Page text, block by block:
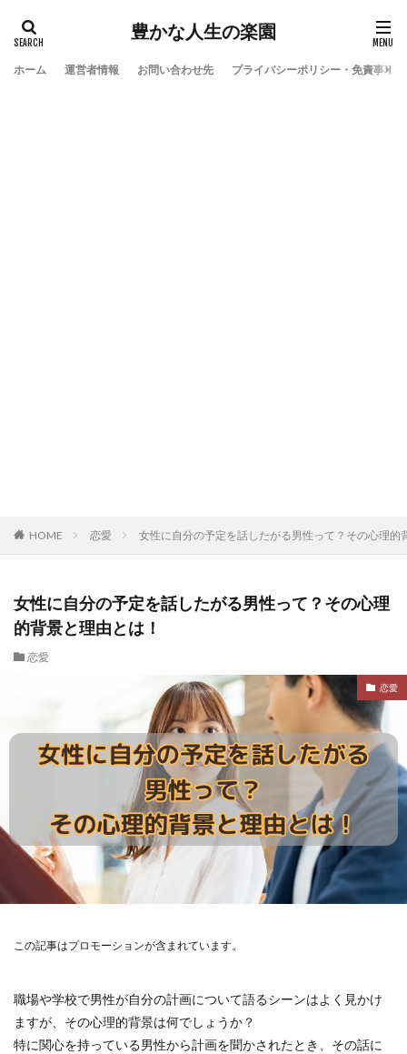
豊かな人生の楽園
ホーム 運営者情報 お問い合わせ先 プライバシーポリシー・免責事項
HOME 恋愛 女性に自分の予定を話したがる男性って？その心理的
女性に自分の予定を話したがる男性って？その心理
的背景と理由とは！
恋愛
恋愛
この記事はプロモーションが含まれています。
職場や学校で男性が自分の計画について語るシーンはよく見かけ
ますが、その心理的背景は何でしょうか？
特に関心を持っている男性から計画を聞かされたとき、その話に
検索